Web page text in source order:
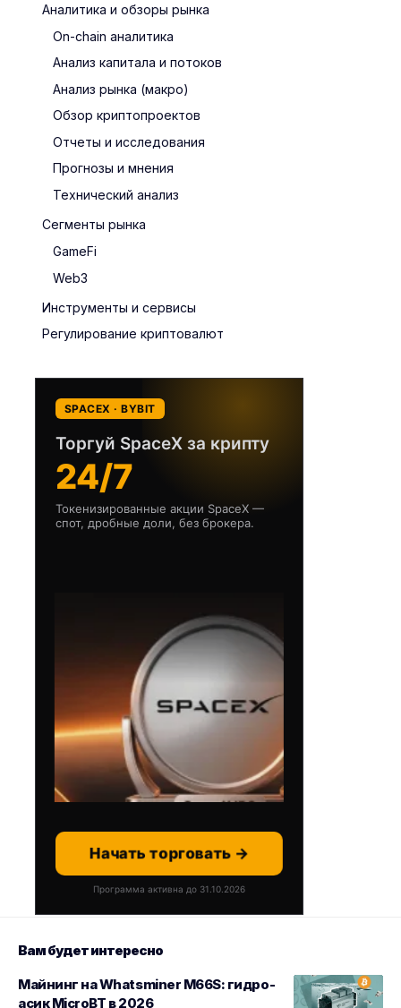
Аналитика и обзоры рынка
On-chain аналитика
Анализ капитала и потоков
Анализ рынка (макро)
Обзор криптопроектов
Отчеты и исследования
Прогнозы и мнения
Технический анализ
Сегменты рынка
GameFi
Web3
Инструменты и сервисы
Регулирование криптовалют
SPACEX · BYBIT
Торгуй SpaceX за крипту
24/7
Токенизированные акции SpaceX —
спот, дробные доли, без брокера.
Начать торговать →
Программа активна до 31.10.2026
Вам будет интересно
Майнинг на Whatsminer M66S: гидро-
асик MicroBT в 2026